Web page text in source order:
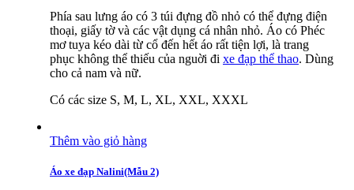
Phía sau lưng áo có 3 túi đựng đồ nhỏ có thể đựng điện
thoại, giấy tờ và các vật dụng cá nhân nhỏ. Áo có Phéc
mơ tuya kéo dài từ cổ đến hết áo rất tiện lợi, là trang
phục không thể thiếu của nguời đi xe đạp thể thao. Dùng
cho cả nam và nữ.
Có các size S, M, L, XL, XXL, XXXL
Thêm vào giỏ hàng
Áo xe đạp Nalini(Mẫu 2)